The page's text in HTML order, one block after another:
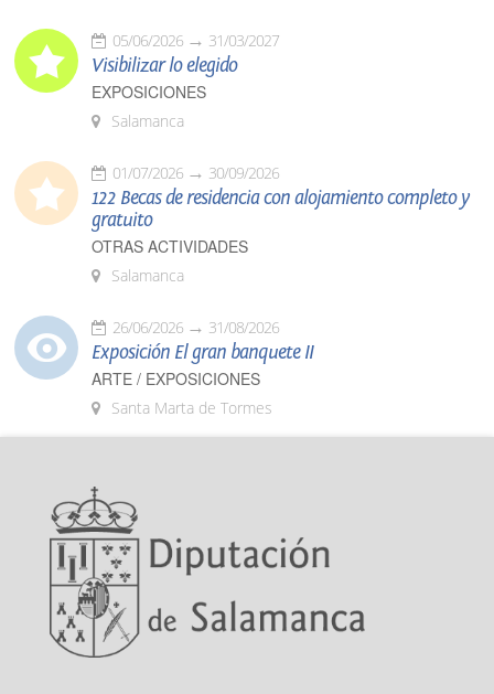
05/06/2026 31/03/2027
Visibilizar lo elegido
EXPOSICIONES
Salamanca
01/07/2026 30/09/2026
122 Becas de residencia con alojamiento completo y
gratuito
OTRAS ACTIVIDADES
Salamanca
26/06/2026 31/08/2026
Exposición El gran banquete II
ARTE / EXPOSICIONES
Santa Marta de Tormes